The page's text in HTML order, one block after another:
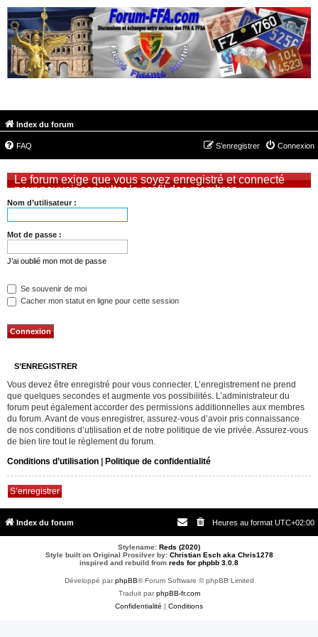
Index du forum
FAQ Connexion
S’enregistrer
Le forum exige que vous soyez enregistré et connecté
pour pouvoir consulter le profil des membres.
Nom d’utilisateur :
Mot de passe :
J’ai oublié mon mot de passe
Se souvenir de moi
Cacher mon statut en ligne pour cette session
S’ENREGISTRER
Vous devez être enregistré pour vous connecter. L’enregistrement ne prend
que quelques secondes et augmente vos possibilités. L’administrateur du
forum peut également accorder des permissions additionnelles aux membres
du forum. Avant de vous enregistrer, assurez-vous d’avoir pris connaissance
de nos conditions d’utilisation et de notre politique de vie privée. Assurez-vous
de bien lire tout le règlement du forum.
Conditions d’utilisation
Politique de confidentialité
S’enregistrer
Index du forum Heures au format UTC+02:00
Stylename: Reds (2020)
Style built on Original Prosilver by: Christian Esch aka Chris1278
inspired and rebuild from reds for phpbb 3.0.8
Développé parphpBB® Forum Software © phpBB Limited
Traduit parphpBB-fr.com
Confidentialité
Conditions